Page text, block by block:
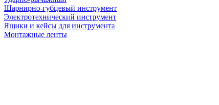
Шарнирно-губцевый инструмент
Электротехнический инструмент
Ящики и кейсы для инструмента
Монтажные ленты